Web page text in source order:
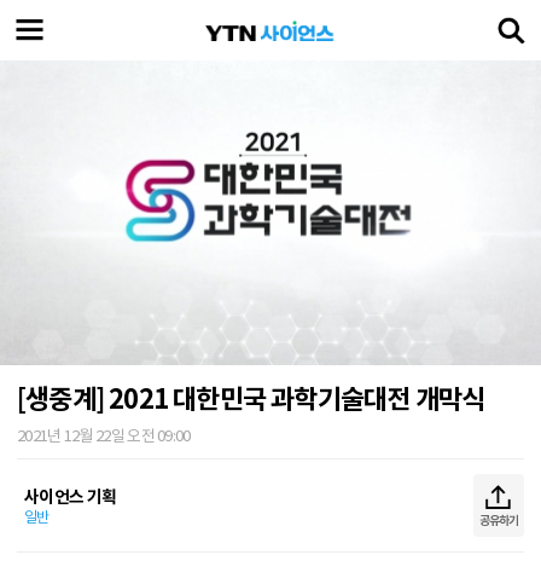
[생중계] 2021 대한민국 과학기술대전 개막식
2021년 12월 22일 오전 09:00
사이언스 기획
일반 공유하기